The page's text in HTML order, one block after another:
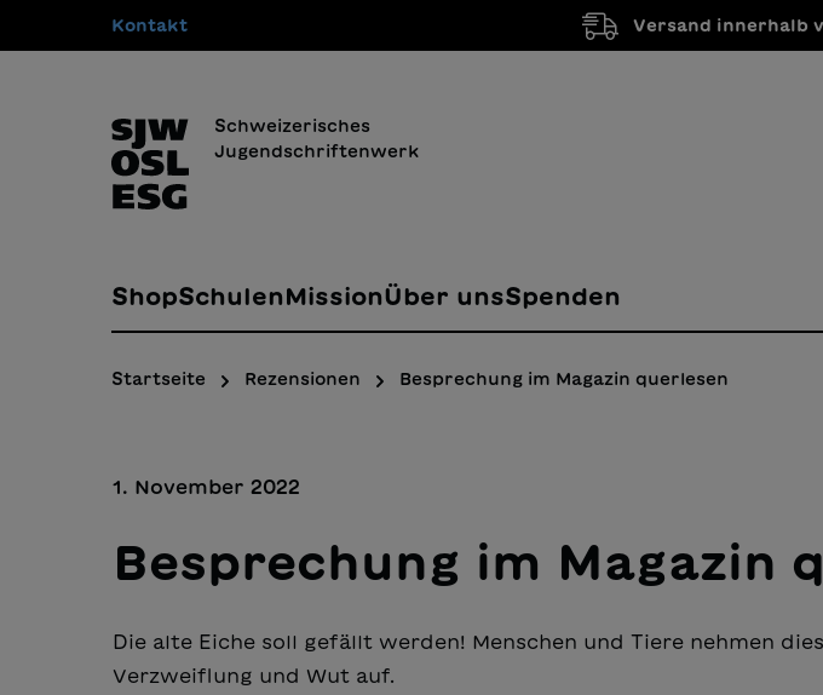
Zur Hauptnavigation springen
Kontakt Versand innerhalb
Schweizerisches
Jugendschriftenwerk
ShopSchulen MissionÜber unsSpenden
Startseite Rezensionen Besprechung im Magazin querlesen
1. November 2022
Besprechung im Magazin
Die alte Eiche soll gefällt werden! Menschen und Tiere nehmen
Verzweiflung und Wut auf.